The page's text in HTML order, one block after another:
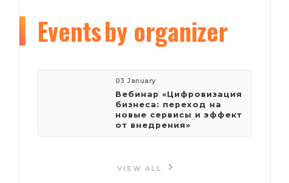
Eventsby organizer
03 January
Вебинар «Цифровизация
бизнеса: переход на
новые сервисы и эффект
от внедрения»
VIEW ALL